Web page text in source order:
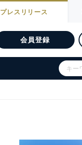
プレスリリース
会員登録